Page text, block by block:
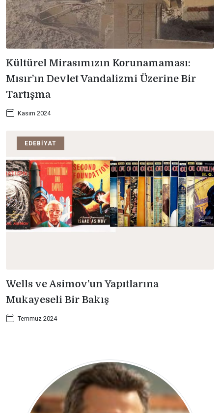
Kültürel Mirasımızın Korunamaması:
Mısır’ın Devlet Vandalizmi Üzerine Bir
Tartışma
Kasım 2024
EDEBIYAT
Wells ve Asimov’un Yapıtlarına
Mukayeseli Bir Bakış
Temmuz 2024